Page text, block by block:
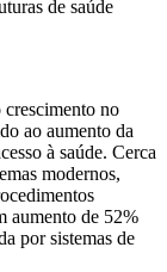
de saúde
no
ao aumento da
à saúde. Cerca
modernos,
aumento de 52%
por sistemas de